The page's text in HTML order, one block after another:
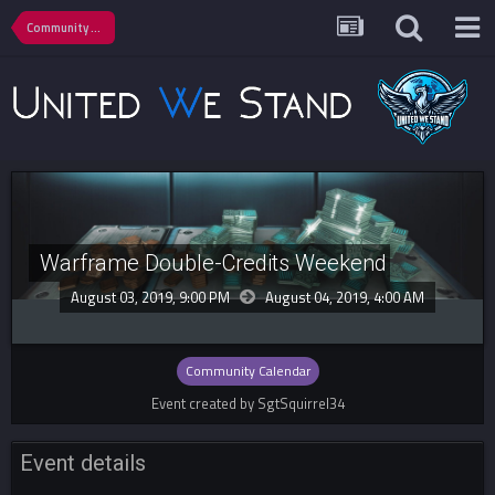
Community Calendar
Warframe Double-Credits Weekend
August 03, 2019, 9:00 PM August 04, 2019,4:00 AM
Community Calendar
Event created by SgtSquirrel34
Event details